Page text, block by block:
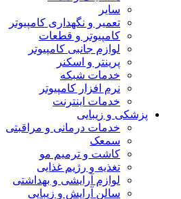
سایر
تعمیر و نگهداری کامپیوتر
کامپیوتر و قطعات
لوازم جانبی کامپیوتر
پرینتر و اسکنر
خدمات شبکه
نرم افزار کامپیوتر
خدمات اینترنت
پزشکی و زیبایی
خدمات درمانی و مراقبتی
سمعک
کاشت و ترمیم مو
تغذیه و رژیم غذایی
لوازم آرایشی و بهداشتی
سالن آرایش و زیبایی